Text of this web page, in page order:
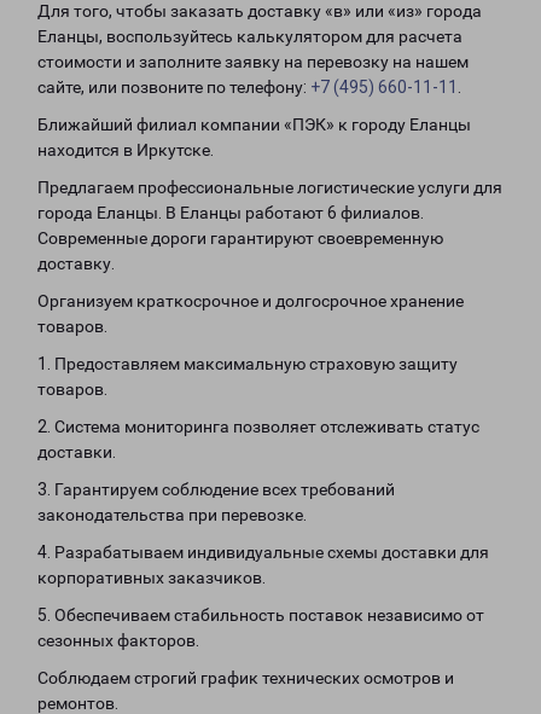
Для того, чтобы заказать доставку «в» или «из» города
Еланцы, воспользуйтесь калькулятором для расчета
стоимости и заполните заявку на перевозку на нашем
сайте, или позвоните по телефону: +7 (495) 660-11-11
Ближайший филиал компании «ПЭК» к городу Еланцы
находится в Иркутске.
Предлагаем профессиональные логистические услуги для
города Еланцы. В Еланцы работают 6 филиалов.
Современные дороги гарантируют своевременную
доставку.
Организуем краткосрочное и долгосрочное хранение
товаров.
1. Предоставляем максимальную страховую защиту
товаров.
2. Система мониторинга позволяет отслеживать статус
доставки.
3. Гарантируем соблюдение всех требований
законодательства при перевозке.
4. Разрабатываем индивидуальные схемы доставки для
корпоративных заказчиков.
5. Обеспечиваем стабильность поставок независимо от
сезонных факторов.
Соблюдаем строгий график технических осмотров и
ремонтов.